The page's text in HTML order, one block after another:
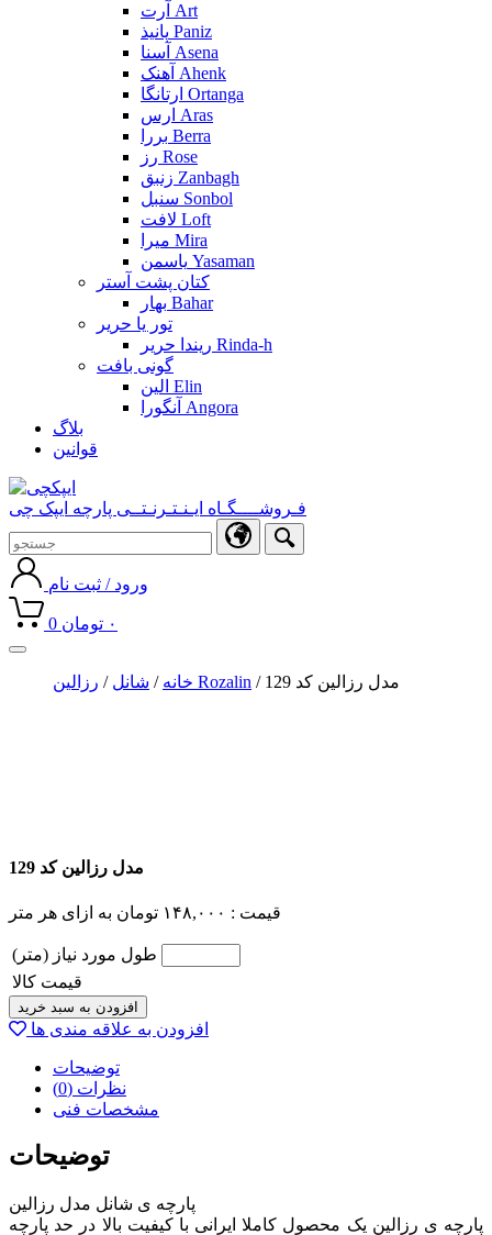
آرت Art
پانیذ Paniz
آسنا Asena
آهنک Ahenk
ارتانگا Ortanga
ارس Aras
بررا Berra
رز Rose
زنبق Zanbagh
سنبل Sonbol
لافت Loft
میرا Mira
یاسمن Yasaman
کتان پشت آستر
بهار Bahar
تور یا حریر
ریندا حریر Rinda-h
گونی بافت
الین Elin
آنگورا Angora
بلاگ
قوانین
فـروشــــگـاه ایـنـتـرنـتــی پارچه ایپک چی
ورود / ثبت نام
0 ۰ تومان
Toggle
navigation
خانه / شانل / رزالین Rozalin / مدل رزالین کد 129
مدل رزالین کد 129
قیمت : ۱۴۸,۰۰۰ تومان به ازای هر متر
طول مورد نیاز (متر)
قیمت کالا
افزودن به سبد خرید
افزودن به علاقه مندی ها
توضیحات
نظرات (0)
مشخصات فنی
توضیحات
پارچه ی شانل مدل رزالین
پارچه ی رزالین یک محصول کاملا ایرانی با کیفیت بالا در حد پارچه